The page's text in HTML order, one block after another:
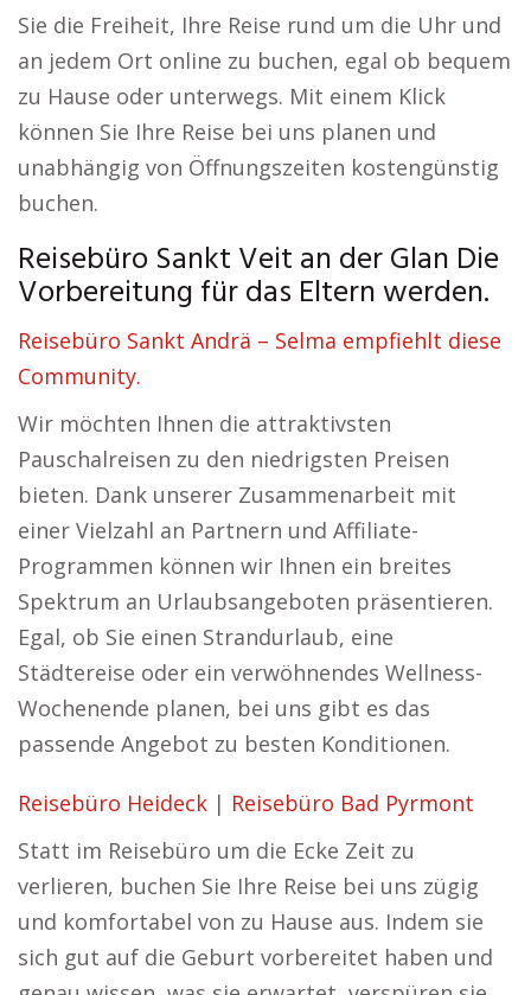
Sie die Freiheit, Ihre Reise rund um die Uhr und
an jedem Ort online zu buchen, egal ob bequem
zu Hause oder unterwegs. Mit einem Klick
können Sie Ihre Reise bei uns planen und
unabhängig von Öffnungszeiten kostengünstig
buchen.
Reisebüro Sankt Veit an der Glan Die
Vorbereitung für das Eltern werden.
Reisebüro Sankt Andrä – Selma empfiehlt diese
Community.
Wir möchten Ihnen die attraktivsten
Pauschalreisen zu den niedrigsten Preisen
bieten. Dank unserer Zusammenarbeit mit
einer Vielzahl an Partnern und Affiliate-
Programmen können wir Ihnen ein breites
Spektrum an Urlaubsangeboten präsentieren.
Egal, ob Sie einen Strandurlaub, eine
Städtereise oder ein verwöhnendes Wellness-
Wochenende planen, bei uns gibt es das
passende Angebot zu besten Konditionen.
Reisebüro Heideck | Reisebüro Bad Pyrmont
Statt im Reisebüro um die Ecke Zeit zu
verlieren, buchen Sie Ihre Reise bei uns zügig
und komfortabel von zu Hause aus. Indem sie
sich gut auf die Geburt vorbereitet haben und